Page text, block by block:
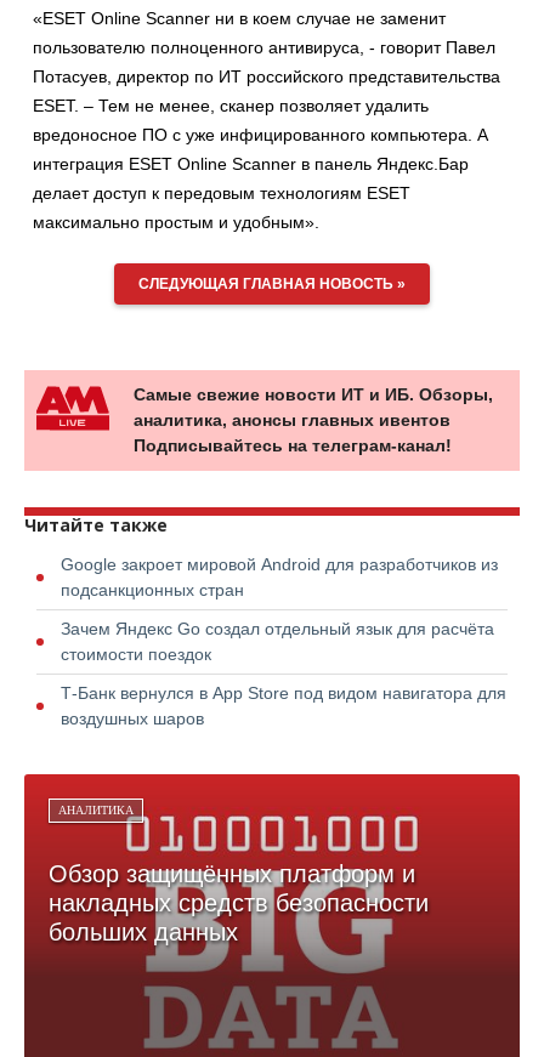
«ESET Online Scanner ни в коем случае не заменит
пользователю полноценного антивируса, - говорит Павел
Потасуев, директор по ИТ российского представительства
ESET. – Тем не менее, сканер позволяет удалить
вредоносное ПО с уже инфицированного компьютера. А
интеграция ESET Online Scanner в панель Яндекс.Бар
делает доступ к передовым технологиям ESET
максимально простым и удобным».
СЛЕДУЮЩАЯ ГЛАВНАЯ НОВОСТЬ »
Самые свежие новости ИТ и ИБ. Обзоры,
аналитика, анонсы главных ивентов
Подписывайтесь на телеграм-канал!
Читайте также
Google закроет мировой Android для разработчиков из
подсанкционных стран
Зачем Яндекс Go создал отдельный язык для расчёта
стоимости поездок
Т-Банк вернулся в App Store под видом навигатора для
воздушных шаров
АНАЛИТИКА
Обзор защищённых платформ и
накладных средств безопасности
больших данных